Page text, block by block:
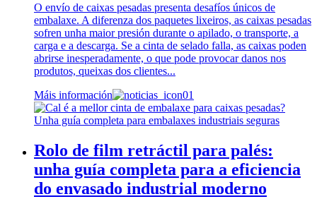
O envío de caixas pesadas presenta desafíos únicos de
embalaxe. A diferenza dos paquetes lixeiros, as caixas pesadas
sofren unha maior presión durante o apilado, o transporte, a
carga e a descarga. Se a cinta de selado falla, as caixas poden
abrirse inesperadamente, o que pode provocar danos nos
produtos, queixas dos clientes...
Máis información
Rolo de film retráctil para palés:
unha guía completa para a eficiencia
do envasado industrial moderno